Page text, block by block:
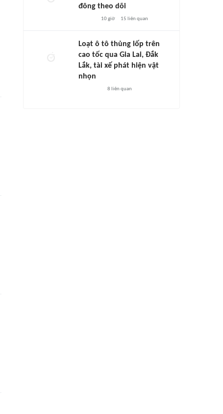
đông theo dõi
10 giờ 15 liên quan
Loạt ô tô thủng lốp trên
cao tốc qua Gia Lai, Đắk
Lắk, tài xế phát hiện vật
nhọn
8 liên quan